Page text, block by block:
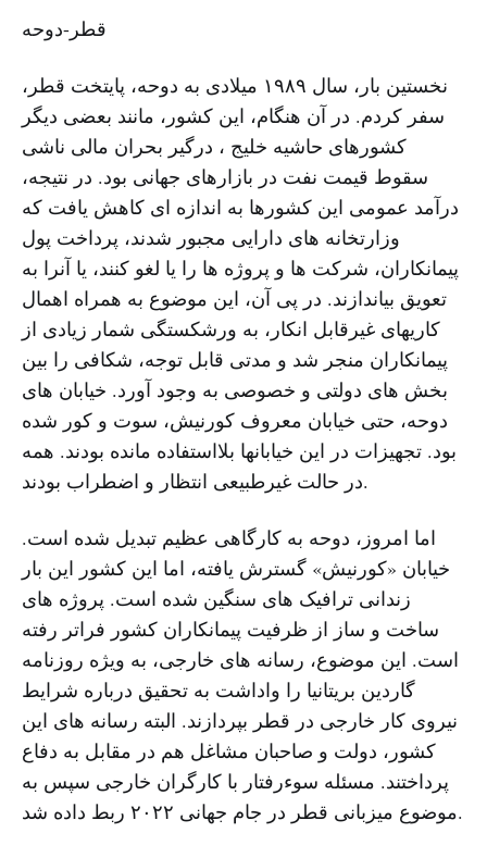
قطر-دوحه
نخستین بار، سال ۱۹۸۹ میلادی به دوحه، پایتخت قطر،
سفر کردم. در آن هنگام، این کشور، مانند بعضی دیگر
کشورهای حاشیه خلیج ، درگیر بحران مالی ناشی
سقوط قیمت نفت در بازارهای جهانی بود. در نتیجه،
درآمد عمومی این کشورها به اندازه ای کاهش یافت که
وزارتخانه های دارایی مجبور شدند، پرداخت پول
پیمانکاران، شرکت ها و پروژه ها را یا لغو کنند، یا آنرا به
تعویق بیاندازند. در پی آن، این موضوع به همراه اهمال
کاریهای غیرقابل انکار، به ورشکستگی شمار زیادی از
پیمانکاران منجر شد و مدتی قابل توجه، شکافی را بین
بخش های دولتی و خصوصی به وجود آورد. خیابان های
دوحه، حتی خیابان معروف کورنیش، سوت و کور شده
بود. تجهیزات در این خیابانها بلااستفاده مانده بودند. همه
در حالت غیرطبیعی انتظار و اضطراب بودند.
اما امروز، دوحه به کارگاهی عظیم تبدیل شده است.
خیابان «کورنیش» گسترش یافته، اما این کشور این بار
زندانی ترافیک های سنگین شده است. پروژه های
ساخت و ساز از ظرفیت پیمانکاران کشور فراتر رفته
است. این موضوع، رسانه های خارجی، به ویژه روزنامه
گاردین بریتانیا را واداشت به تحقیق درباره شرایط
نیروی کار خارجی در قطر بپردازند. البته رسانه های این
کشور، دولت و صاحبان مشاغل هم در مقابل به دفاع
پرداختند. مسئله سوءرفتار با کارگران خارجی سپس به
موضوع میزبانی قطر در جام جهانی ۲۰۲۲ ربط داده شد.